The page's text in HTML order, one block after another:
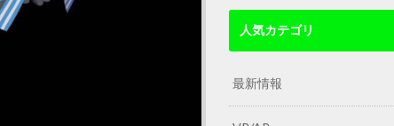
人気カテゴリ
最新情報